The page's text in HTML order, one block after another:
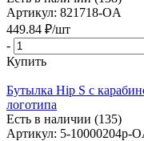
Артикул: 821718-OA
449.84 ₽/шт
-
Купить
Бутылка Hip S с
логотипа
Есть в наличии (135)
Артикул: 5-10000204p-